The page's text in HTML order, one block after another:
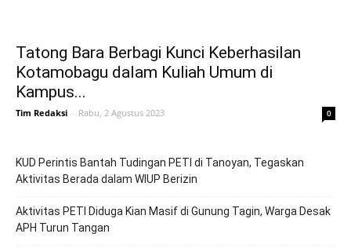
Tatong Bara Berbagi Kunci Keberhasilan
Kotamobagu dalam Kuliah Umum di
Kampus...
Tim Redaksi - Rabu, 2 Agustus 2023 0
KUD Perintis Bantah Tudingan PETI di Tanoyan, Tegaskan
Aktivitas Berada dalam WIUP Berizin
Aktivitas PETI Diduga Kian Masif di Gunung Tagin, Warga Desak
APH Turun Tangan